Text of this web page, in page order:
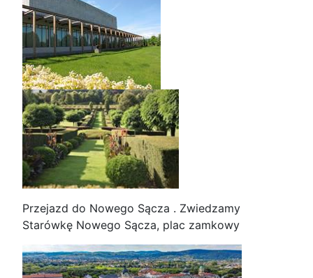
Przejazd do Nowego Sącza . Zwiedzamy
Starówkę Nowego Sącza, plac zamkowy